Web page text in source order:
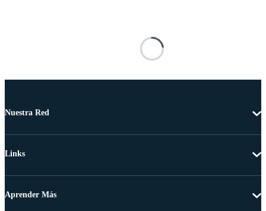
Nuestra Red
Links
Aprender Más